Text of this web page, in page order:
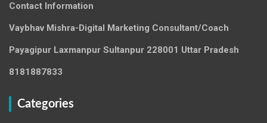
Contact Information
Vaybhav Mishra-Digital Marketing Consultant/Coach
Payagipur Laxmanpur Sultanpur 228001 Uttar Pradesh
8181887833
Categories